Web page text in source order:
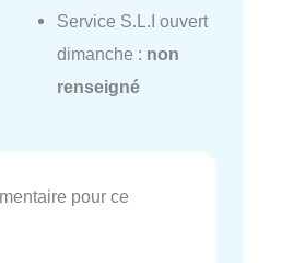
Service S.L.I ouvert
dimanche : non
renseigné
pour ce